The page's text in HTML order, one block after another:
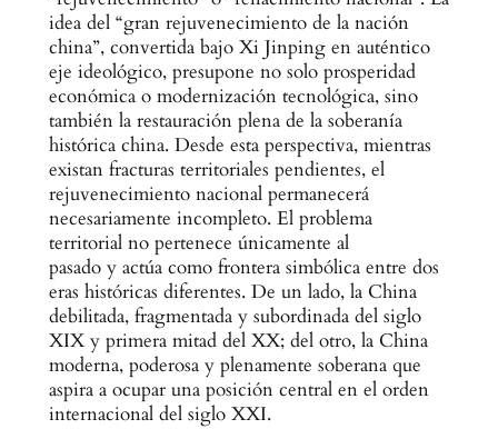
idea del “gran rejuvenecimiento de la nación
china”, convertida bajo Xi Jinping en auténtico
eje ideológico, presupone no solo prosperidad
económica o modernización tecnológica, sino
también la restauración plena de la soberanía
histórica china. Desde esta perspectiva, mientras
existan fracturas territoriales pendientes, el
rejuvenecimiento nacional permanecerá
necesariamente incompleto. El problema
territorial no pertenece únicamente al
pasado y actúa como frontera simbólica entre dos
eras históricas diferentes. De un lado, la China
debilitada, fragmentada y subordinada del siglo
XIX y primera mitad del XX; del otro, la China
moderna, poderosa y plenamente soberana que
aspira a ocupar una posición central en el orden
internacional del siglo XXI.